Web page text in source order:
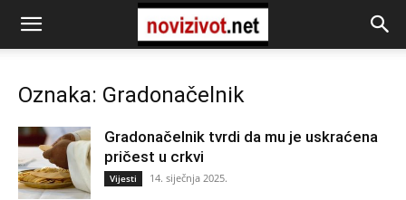
Oznaka: Gradonačelnik
Gradonačelnik tvrdi da mu je uskraćena
pričest u crkvi
Vijesti 14. siječnja 2025.